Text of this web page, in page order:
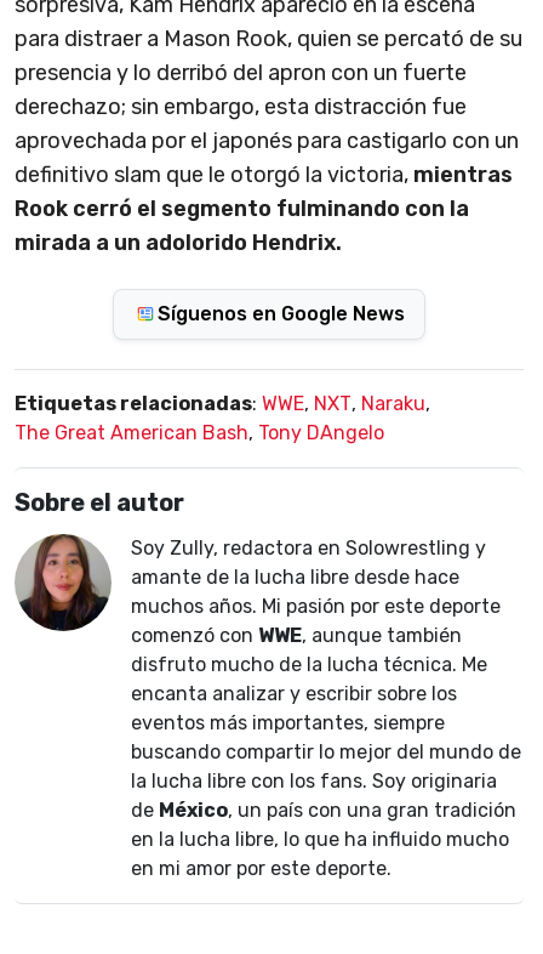
para distraer a Mason Rook, quien se percató de su
presencia y lo derribó del apron con un fuerte
derechazo; sin embargo, esta distracción fue
aprovechada por el japonés para castigarlo con un
definitivo slam que le otorgó la victoria, mientras
Rook cerró el segmento fulminando con la
mirada a un adolorido Hendrix.
Síguenos en Google News
Etiquetas relacionadas: WWE, NXT, Naraku,
The Great American Bash, Tony DAngelo
Sobre el autor
Soy Zully, redactora en Solowrestling y
amante de la lucha libre desde hace
muchos años. Mi pasión por este deporte
comenzó con WWE, aunque también
disfruto mucho de la lucha técnica. Me
encanta analizar y escribir sobre los
eventos más importantes, siempre
buscando compartir lo mejor del mundo de
la lucha libre con los fans. Soy originaria
de México, un país con una gran tradición
en la lucha libre, lo que ha influido mucho
en mi amor por este deporte.